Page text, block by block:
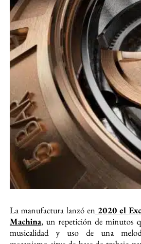
La manufactura lanzó en 2020 el
Machina, un repetición de minutos
musicalidad y uso de una